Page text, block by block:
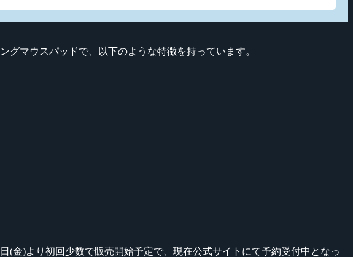
マウスパッドで、以下のような特徴を持っています。
(金)より初回少数で販売開始予定で、現在公式サイトにて予約受付中となっ